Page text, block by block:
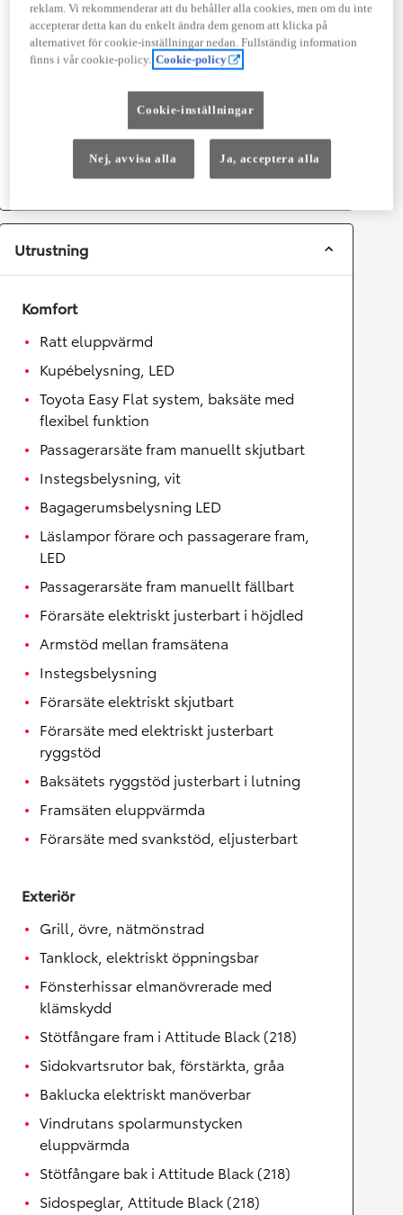
Prestanda
Topphastighet
Acceleration 0-100km/h
Fyrhjulsdrift
Växellåda
Automat
Utrustning
Komfort
Ratt eluppvärmd
Kupébelysning, LED
Toyota Easy Flat system, baksäte med
flexibel funktion
Passagerarsäte fram manuellt skjutbart
Instegsbelysning, vit
Bagagerumsbelysning LED
Läslampor förare och passagerare fram,
LED
Passagerarsäte fram manuellt fällbart
Förarsäte elektriskt justerbart i höjdled
Armstöd mellan framsätena
Instegsbelysning
Förarsäte elektriskt skjutbart
Förarsäte med elektriskt justerbart
ryggstöd
Baksätets ryggstöd justerbart i lutning
Framsäten eluppvärmda
Förarsäte med svankstöd, eljusterbart
Exteriör
Grill, övre, nätmönstrad
Tanklock, elektriskt öppningsbar
Fönsterhissar elmanövrerade med
klämskydd
Stötfångare fram i Attitude Black (218)
Sidokvartsrutor bak, förstärkta, gråa
Baklucka elektriskt manöverbar
Vindrutans spolarmunstycken
eluppvärmda
Stötfångare bak i Attitude Black (218)
Sidospeglar, Attitude Black (218)
reklam. Vi rekommenderar att du behåller alla cookies, men om du inte
accepterar detta kan du enkelt ändra dem genom att klicka på
alternativet för cookie-inställningar nedan. Fullständig information
finns i vår cookie-policy. Cookie-policy
Cookie-inställningar
Nej, avvisa alla Ja, acceptera alla